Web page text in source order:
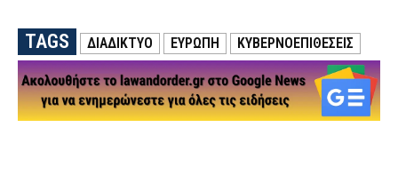
TAGS ΔΙΑΔΙΚΤΥΟ ΕΥΡΩΠΗ ΚΥΒΕΡΝΟΕΠΙΘΕΣΕΙΣ